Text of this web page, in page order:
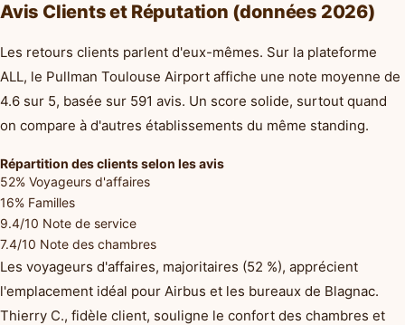
Avis Clients et Réputation (données 2026)
Les retours clients parlent d'eux-mêmes. Sur la plateforme
ALL, le Pullman Toulouse Airport affiche une note moyenne de
4.6 sur 5, basée sur 591 avis. Un score solide, surtout quand
on compare à d'autres établissements du même standing.
Répartition des clients selon les avis
52% Voyageurs d'affaires
16% Familles
9.4/10 Note de service
7.4/10 Note des chambres
Les voyageurs d'affaires, majoritaires (52 %), apprécient
l'emplacement idéal pour Airbus et les bureaux de Blagnac.
Thierry C., fidèle client, souligne le confort des chambres et